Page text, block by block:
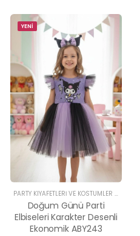
ABİYE KİDS
YENİ
PARTY KIYAFETLERİ VE KOSTÜMLER
Doğum Günü Parti
Elbiseleri Karakter Desenli
Ekonomik ABY243